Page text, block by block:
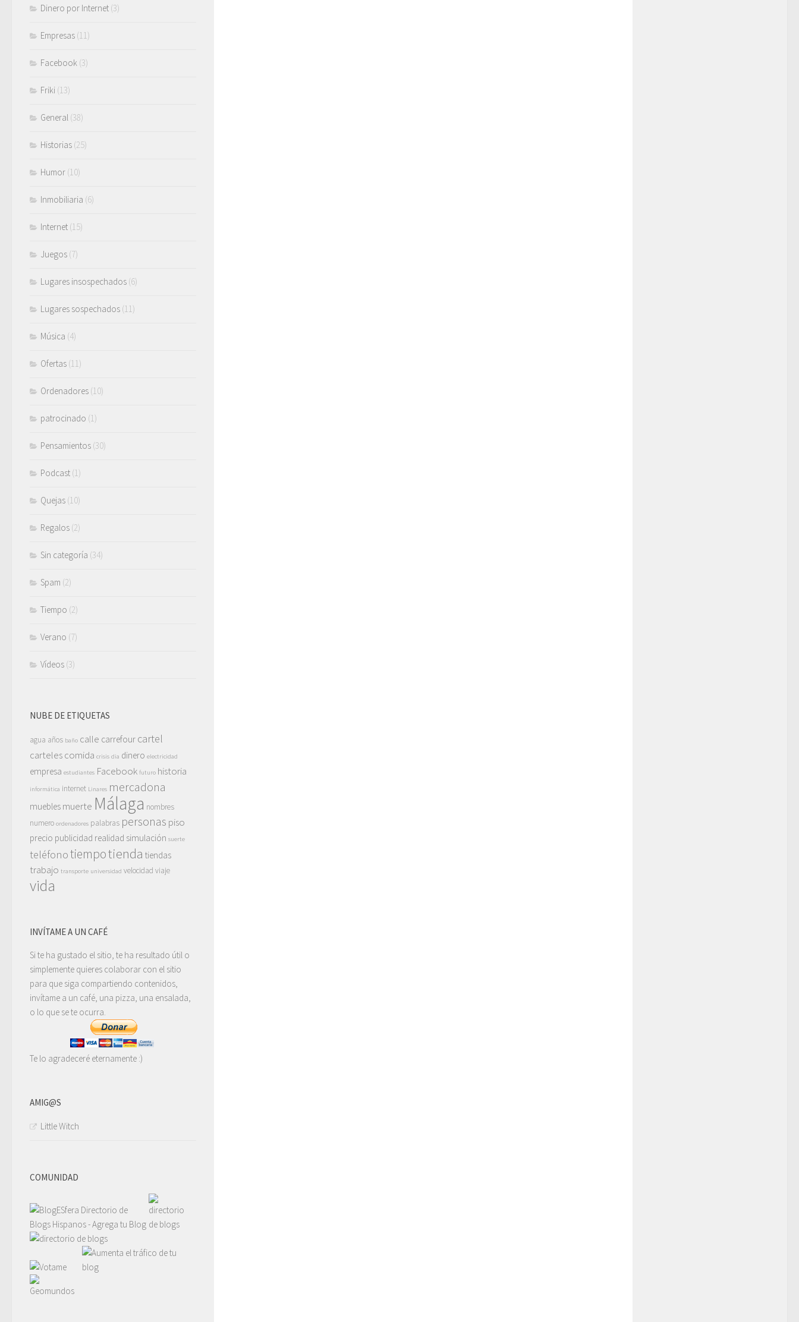
Dinero por Internet (3)
Empresas (11)
Facebook (3)
Friki (13)
General (38)
Historias (25)
Humor (10)
Inmobiliaria (6)
Internet (15)
Juegos (7)
Lugares insospechados (6)
Lugares sospechados (11)
Música (4)
Ofertas (11)
Ordenadores (10)
patrocinado (1)
Pensamientos (30)
Podcast (1)
Quejas (10)
Regalos (2)
Sin categoría (34)
Spam (2)
Tiempo (2)
Verano (7)
Vídeos (3)
NUBE DE ETIQUETAS
agua años baño calle carrefour cartel
cartelescomida crisis dia dinero electricidad
empresa estudiantes Facebook futuro historia
informática internet Linares mercadona
muebles muerte Málaga nombres
numero ordenadores palabras personas piso
precio publicidad realidad simulación suerte
teléfonotiempotienda tiendas
trabajo transporte universidad velocidad viaje
vida
INVÍTAME A UN CAFÉ
Si te ha gustado el sitio, te ha resultado útil o
simplemente quieres colaborar con el sitio
para que siga compartiendo contenidos,
invítame a un café, una pizza, una ensalada,
o lo que se te ocurra.
Te lo agradeceré eternamente :)
AMIG@S
Little Witch
COMUNIDAD